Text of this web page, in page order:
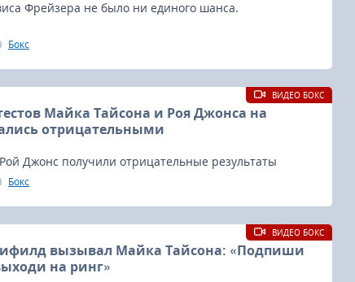
Фрейзера не было ни единого шанса.
Бокс
Майка Тайсона и Роя Джонса на
отрицательными
Джонс получили отрицательные результаты
допинг после своего специального выставочного
Бокс
ВИДЕО БОКС
вызывал Майка Тайсона: «Подпиши
на ринг»
ВИДЕО БОКС